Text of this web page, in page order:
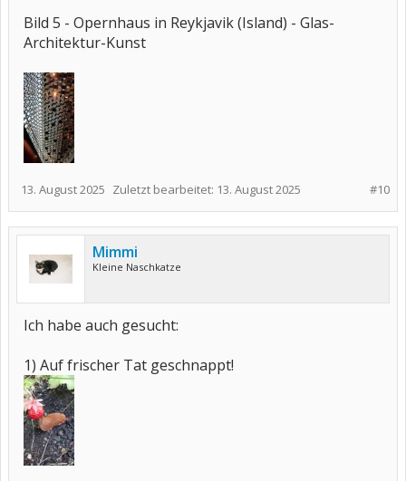
Bild 5 - Opernhaus in Reykjavik (Island) - Glas-
Architektur-Kunst
#10
13. August 2025 Zuletzt bearbeitet: 13. August 2025
Mimmi
Kleine Naschkatze
Ich habe auch gesucht:
1) Auf frischer Tat geschnappt!